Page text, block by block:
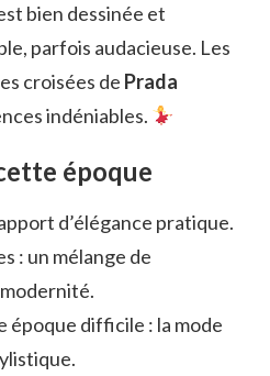
bien dessinée et
parfois audacieuse. Les
croisées de Prada
indéniables.
époque
d’élégance pratique.
: un mélange de
époque difficile : la mode